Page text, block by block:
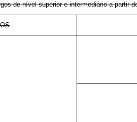
de nível superior e intermediário a